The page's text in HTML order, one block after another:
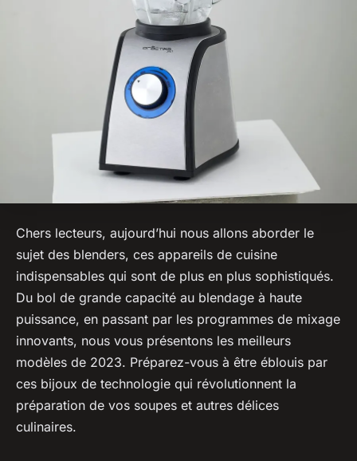
Chers lecteurs, aujourd’hui nous allons aborder le
sujet des blenders, ces appareils de cuisine
indispensables qui sont de plus en plus sophistiqués.
Du bol de grande capacité au blendage à haute
puissance, en passant par les programmes de mixage
innovants, nous vous présentons les meilleurs
modèles de 2023. Préparez-vous à être éblouis par
ces bijoux de technologie qui révolutionnent la
préparation de vos soupes et autres délices
culinaires.